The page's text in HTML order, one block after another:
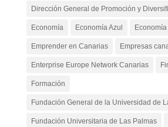
Dirección General de Promoción y
Economía Economía Azul Economía
Emprender en Canarias Empresas
Enterprise Europe Network Canarias
Formación
Fundación General de la Universidad de
Fundación Universitaria de Las Palmas